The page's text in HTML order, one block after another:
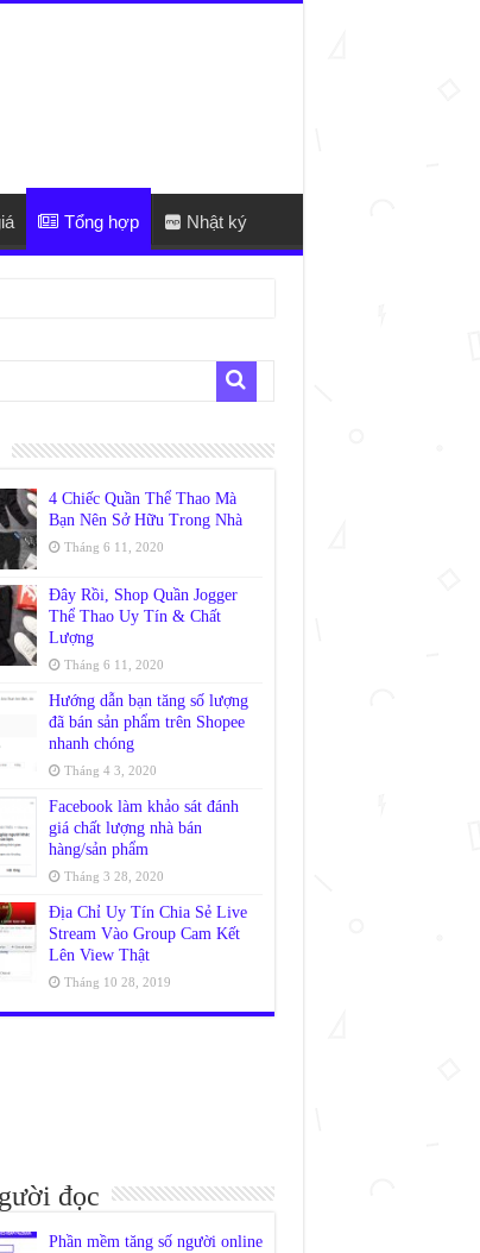
Tổng hợp Nhật ký
4 Chiếc Quần Thể Thao Mà
Bạn Nên Sở Hữu Trong Nhà
Tháng 6 11, 2020
Đây Rồi, Shop Quần Jogger
Thể Thao Uy Tín & Chất
Lượng
Tháng 6 11, 2020
Hướng dẫn bạn tăng số lượng
đã bán sản phẩm trên Shopee
nhanh chóng
Tháng 4 3, 2020
Facebook làm khảo sát đánh
giá chất lượng nhà bán
hàng/sản phẩm
Tháng 3 28, 2020
Địa Chỉ Uy Tín Chia Sẻ Live
Stream Vào Group Cam Kết
Lên View Thật
Tháng 10 28, 2019
đọc
Phần mềm tăng số người online